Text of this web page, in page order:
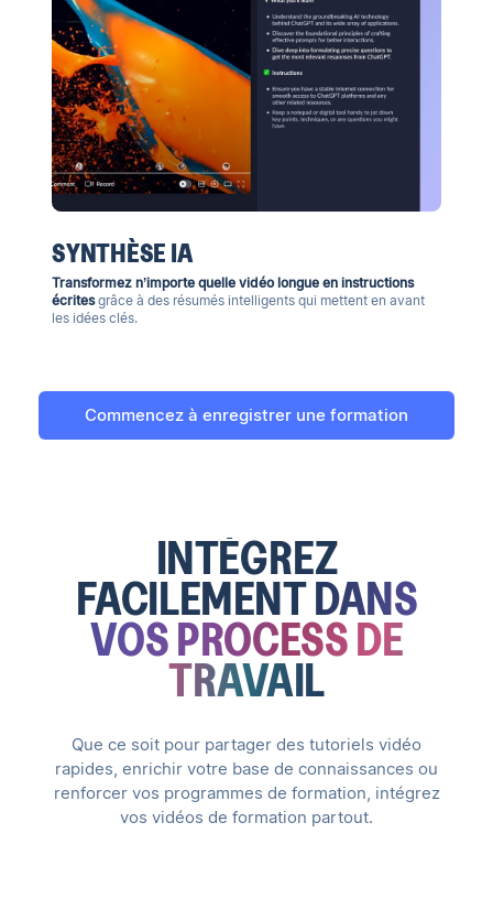
SYNTHÈSE IA
Transformez n’importe quelle vidéo longue en instructions
écritesgrâce à des résumés intelligents qui mettent en avant
les idées clés.
Commencez à enregistrer une formation
INTÉGREZ
FACILEMENTDANS
VOS PROCESS DE
TRAVAIL
Que ce soit pour partager des tutoriels vidéo
rapides, enrichir votre base de connaissances ou
renforcer vos programmes de formation, intégrez
vos vidéos de formation partout.